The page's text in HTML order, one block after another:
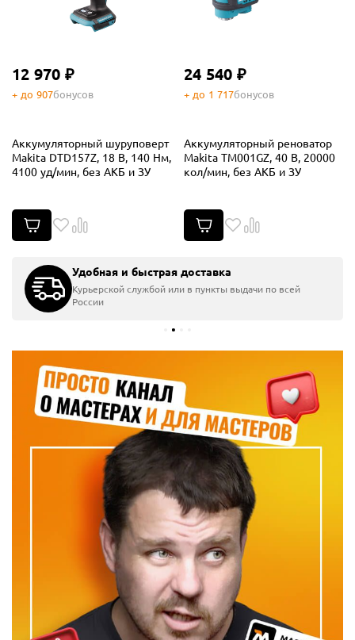
12 970 ₽
+ до 907бонусов
Аккумуляторный шуруповерт
Makita DTD157Z, 18 В, 140 Нм,
4100 уд/мин, без АКБ и ЗУ
24 540 ₽
+ до 1 717бонусов
Аккумуляторный реноватор
Makita TM001GZ, 40 В, 20000
кол/мин, без АКБ и ЗУ
Удобная и быстрая доставка
Курьерской службой или в пункты выдачи по всей
России